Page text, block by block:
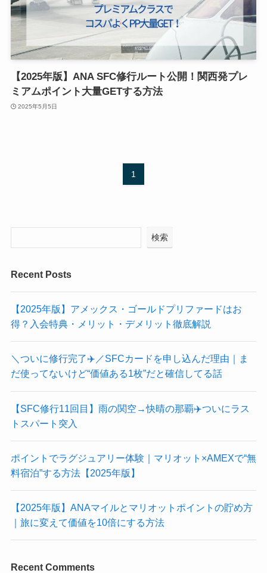
【2025年版】ANA SFC修行ルート公開！関西発プレ
ミアムポイント大量GETする方法
2025年5月5日
1
検索
Recent Posts
【2025年版】アメックス・ゴールドプリファードはお
得？入会特典・メリット・デメリット徹底解説
＼ついに修行完了✈️／SFCカードを申し込んだ理由｜ま
だ使ってないけど“価値ある1枚”だと確信してる話
【SFC修行11回目】雨の関空→快晴の那覇✈️ついにラス
トスパート突入
ポイントでラグジュアリー体験｜マリオット×AMEXで“無
料宿泊”する方法【2025年版】
【2025年版】ANAマイルとマリオットポイントの貯め方
｜旅に変えて価値を10倍にする方法
Recent Comments